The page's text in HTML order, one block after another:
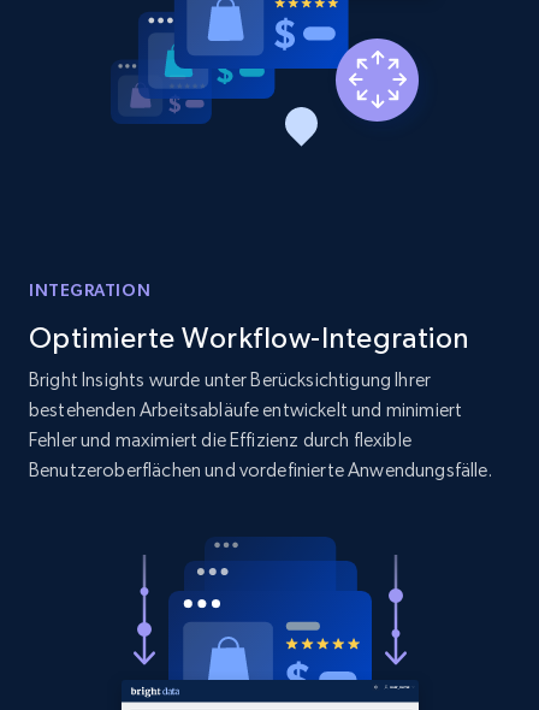
INTEGRATION
Optimierte Workflow-Integration
Bright Insights wurde unter Berücksichtigung Ihrer
bestehenden Arbeitsabläufe entwickelt und minimiert
Fehler und maximiert die Effizienz durch flexible
Benutzeroberflächen und vordefinierte Anwendungsfälle.